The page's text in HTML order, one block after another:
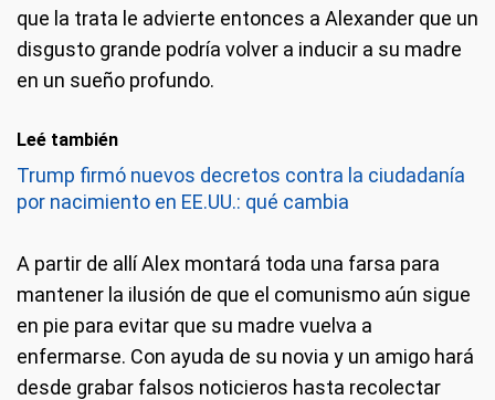
que la trata le advierte entonces a Alexander que un
disgusto grande podría volver a inducir a su madre
en un sueño profundo.
Leé también
Trump firmó nuevos decretos contra la ciudadanía
por nacimiento en EE.UU.: qué cambia
A partir de allí Alex montará toda una farsa para
mantener la ilusión de que el comunismo aún sigue
en pie para evitar que su madre vuelva a
enfermarse. Con ayuda de su novia y un amigo hará
desde grabar falsos noticieros hasta recolectar